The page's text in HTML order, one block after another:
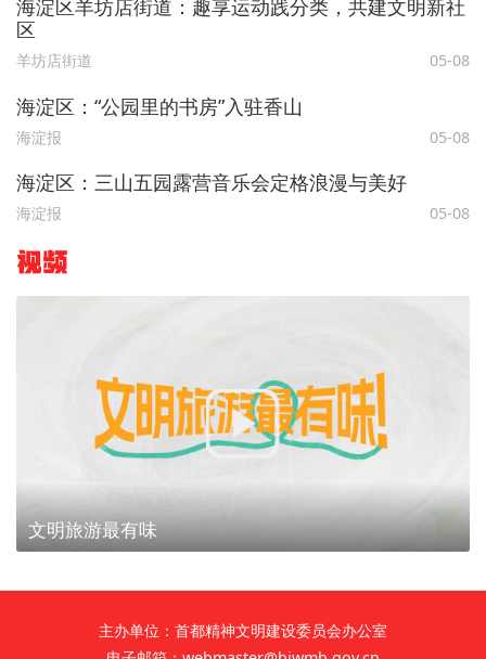
海淀区羊坊店街道：趣享运动践分类，共建文明新社
区
羊坊店街道 05-08
海淀区：“公园里的书房”入驻香山
海淀报 05-08
海淀区：三山五园露营音乐会定格浪漫与美好
海淀报 05-08
视频
文明旅游最有味
主办单位：首都精神文明建设委员会办公室